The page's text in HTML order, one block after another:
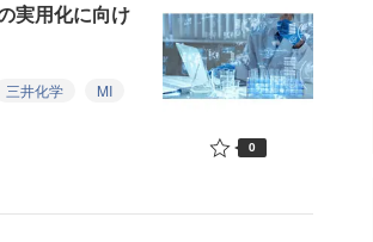
実用化に向け
三井化学
MI
0